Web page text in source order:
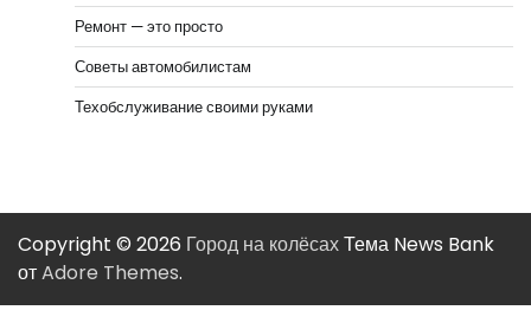
Ремонт — это просто
Советы автомобилистам
Техобслуживание своими руками
Copyright © 2026 Город на колёсахТема News Bank
отAdore Themes.